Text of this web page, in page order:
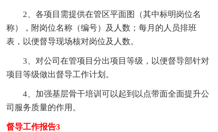
2、各项目需提供在管区平面图（其中标明岗位名
称），附岗位名称（编号）及人数；每月的人员排班
表，以便督导现场核对岗位及人数。
3、对公司在管项目分出项目等级，以便督导部针对
项目等级做出督导工作计划。
4、加强基层骨干培训可以起到以点带面全面提升公
司服务质量的作用。
督导工作报告3